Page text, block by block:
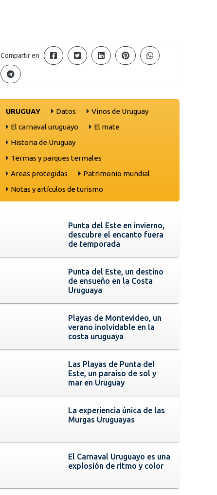
Compartir en
URUGUAY Datos
Vinos de Uruguay
El carnaval uruguayo
El mate
Historia de Uruguay
Termas y parques termales
Areas protegidas
Patrimonio mundial
Notas y artículos de turismo
Punta del Este en invierno,
descubre el encanto fuera
de temporada
Punta del Este, un destino
de ensueño en la Costa
Uruguaya
Playas de Montevideo, un
verano inolvidable en la
costa uruguaya
Las Playas de Punta del
Este, un paraíso de sol y
mar en Uruguay
La experiencia única de las
Murgas Uruguayas
El Carnaval Uruguayo es una
explosión de ritmo y color